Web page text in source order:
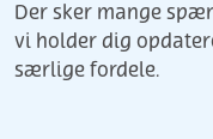
Der sker mange
vi holder dig
særlige fordele.